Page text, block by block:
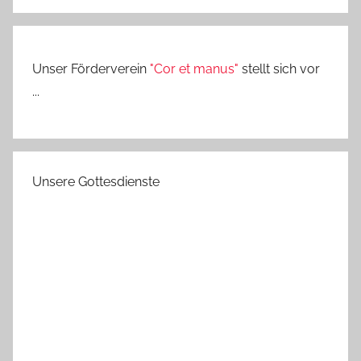
Unser Förderverein "Cor et manus" stellt sich vor
...
Unsere Gottesdienste